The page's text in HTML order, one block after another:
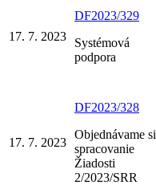
17. 7. 2023
DF2023/329
Systémová
podpora
17. 7. 2023
DF2023/328
Objednávame si
spracovanie
Žiadosti
2/2023/SRR